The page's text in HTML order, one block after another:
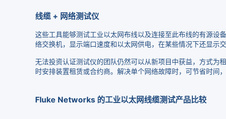
线缆 + 网络测试仪
这些工具能够测试工业以太网布线以及连接至此布线的有源设
络交换机，显示端口速度和以太网供电，在某些情况下还显示
无法投资认证测试仪的团队仍然可以从新项目中获益，方式为
时安排装置租赁或合约商。解决单个网络故障时，可节省时间，
Fluke Networks 的工业以太网线缆测试产品比较